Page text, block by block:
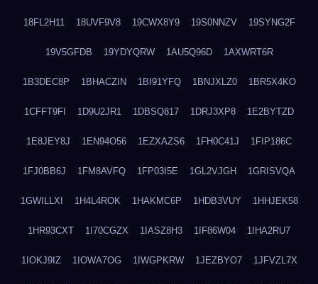
18FL2H11 18UVF9V8 19CWX8Y9 19S0NNZV 19SYNG2F
19V5GFDB 19YDYQRW 1AU5Q96D 1AXWRT6R
1B3DEC8P 1BHACZIN 1BI91YFQ 1BNJXLZ0 1BR5X4KO
1CFFT9FI 1D9U2JR1 1DBSQ817 1DRJ3XP8 1E2BYTZD
1E8JEY8J 1EN94O56 1EZXAZS6 1FH0C41J 1FIP186C
1FJ0BB6J 1FM8AVFQ 1FP03I5E 1GL2VJGH 1GRISVQA
1GWILLXI 1H4L4ROK 1HAKMC6P 1HDB3VUY 1HHJEK58
1HR93CXT 1I70CGZX 1IASZ8H3 1IF86W04 1IHA2RU7
1IOKJ9IZ 1IOWA7OG 1IWGPKRW 1JEZBYO7 1JFVZL7X